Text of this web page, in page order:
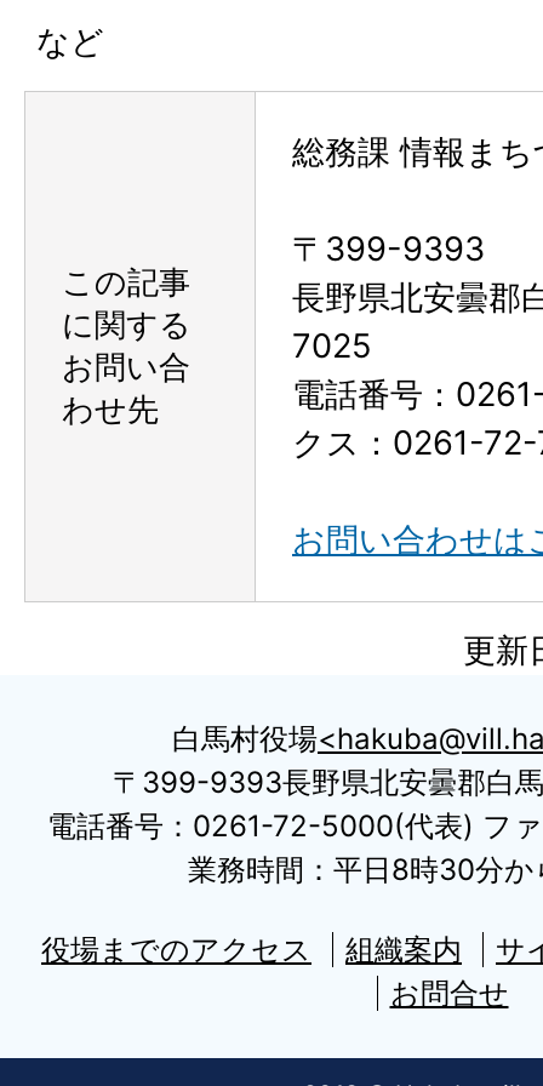
など
この記事
に関する
お問い合
わせ先
総務課 情報ま
〒399-9393
長野県北安曇郡
7025
電話番号：
クス：0261-
お問い合わせは
更新
白馬村役場
〒399-9393長野県北安曇郡白
電話番号：0261-72-5000(代表) フ
業務時間：平日8時30分か
役場までのアクセス 組織案内
サ
お問合せ